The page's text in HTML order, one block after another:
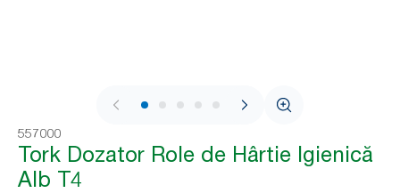
1 / 8
557000
Tork Dozator Role de Hârtie Igienică
Alb T4